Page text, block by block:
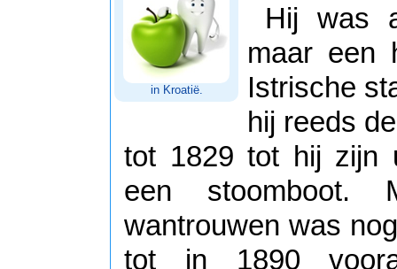
in Kroatië.
Hij was
maar een
Istrische
hij reeds
tot 1829 tot hij zijn
een stoomboot.
wantrouwen was
tot in 1890